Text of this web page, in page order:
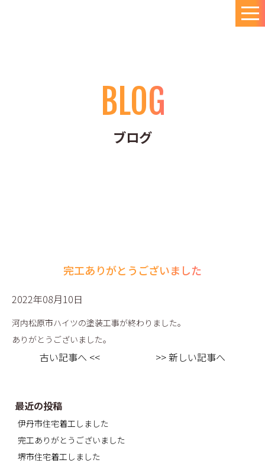
BLOG
ブログ
完工ありがとうございました
2022年08月10日
河内松原市ハイツの塗装工事が終わりました。
ありがとうございました。
古い記事へ << >> 新しい記事へ
最近の投稿
伊丹市住宅着工しました
完工ありがとうございました
堺市住宅着工しました